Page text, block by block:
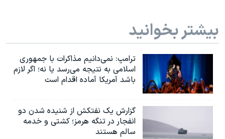
بیشتر بخوانید
ترامپ: نمی‌دانیم مذاکرات با جمهوری
اسلامی به نتیجه می‌رسد یا نه؛ اگر لازم
باشد آمریکا آماده اقدام است
گزارش یک نفتکش از شنیده شدن دو
انفجار در تنگه هرمز؛ کشتی و خدمه
سالم هستند